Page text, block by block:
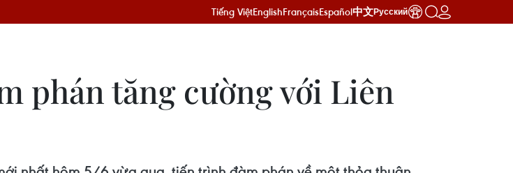
Tiếng ViệtEnglishFrançaisEspañol中文Русский
phán tăng cường với Liên